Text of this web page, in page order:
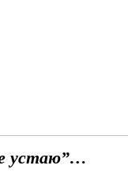
устаю”…